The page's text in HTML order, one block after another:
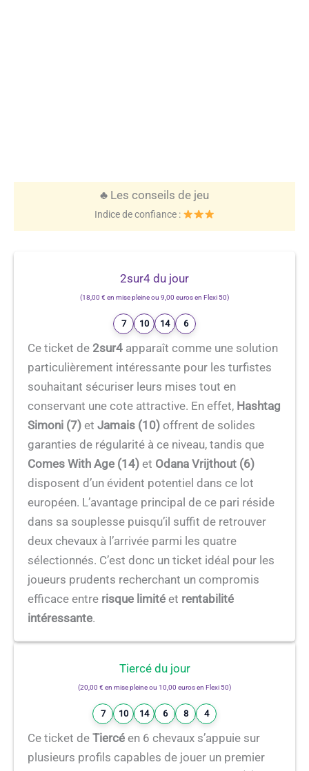
♣️ Les conseils de jeu
Indice de confiance :
2sur4 du jour
(18,00 € en mise pleine ou 9,00 euros en Flexi 50)
7 10 14 6
Ce ticket de 2sur4 apparaît comme une solution
particulièrement intéressante pour les turfistes
souhaitant sécuriser leurs mises tout en
conservant une cote attractive. En effet, Hashtag
Simoni (7) et Jamais (10) offrent de solides
garanties de régularité à ce niveau, tandis que
Comes With Age (14) et Odana Vrijthout (6)
disposent d’un évident potentiel dans ce lot
européen. L’avantage principal de ce pari réside
dans sa souplesse puisqu’il suffit de retrouver
deux chevaux à l’arrivée parmi les quatre
sélectionnés. C’est donc un ticket idéal pour les
joueurs prudents recherchant un compromis
efficace entre risque limité et rentabilité
intéressante.
Tiercé du jour
(20,00 € en mise pleine ou 10,00 euros en Flexi 50)
7 10 14 6 8 4
Ce ticket de Tiercé en 6 chevaux s’appuie sur
plusieurs profils capables de jouer un premier